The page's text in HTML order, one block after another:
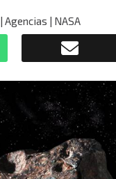
| Agencias | NASA